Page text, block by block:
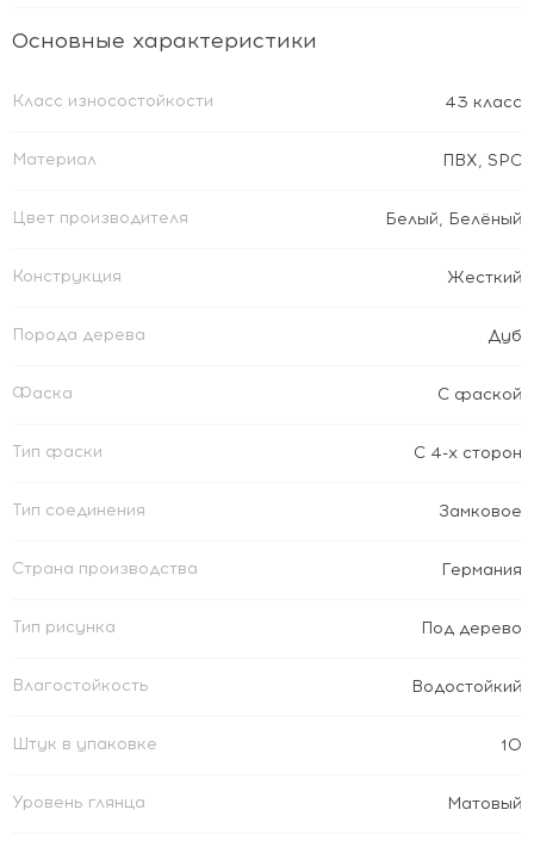
Основные характеристики
Класс износостойкости 43 класс
Материал ПВХ, SPC
Цвет производителя Белый, Белёный
Конструкция Жесткий
Порода дерева Дуб
Фаска С фаской
Тип фаски С 4-х сторон
Тип соединения Замковое
Страна производства Германия
Тип рисунка Под дерево
Влагостойкость Водостойкий
Штук в упаковке 10
Уровень глянца Матовый